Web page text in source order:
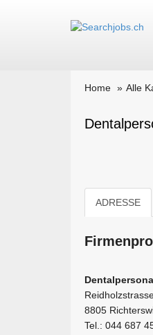
Home Alle
ADRESSE
8805
Tel.: 044 687